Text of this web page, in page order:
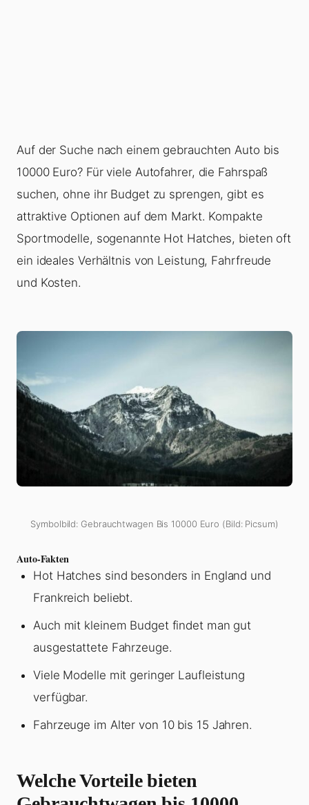
Auf der Suche nach einem gebrauchten Auto bis
10000 Euro? Für viele Autofahrer, die Fahrspaß
suchen, ohne ihr Budget zu sprengen, gibt es
attraktive Optionen auf dem Markt. Kompakte
Sportmodelle, sogenannte Hot Hatches, bieten oft
ein ideales Verhältnis von Leistung, Fahrfreude
und Kosten.
Symbolbild: Gebrauchtwagen Bis 10000 Euro (Bild: Picsum)
Auto-Fakten
Hot Hatches sind besonders in England und
Frankreich beliebt.
Auch mit kleinem Budget findet man gut
ausgestattete Fahrzeuge.
Viele Modelle mit geringer Laufleistung
verfügbar.
Fahrzeuge im Alter von 10 bis 15 Jahren.
Welche Vorteile bieten